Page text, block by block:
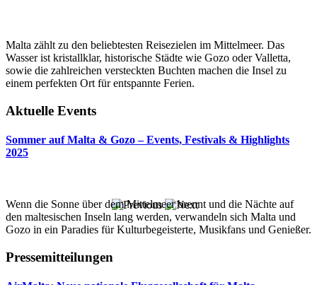
Malta zählt zu den beliebtesten Reisezielen im Mittelmeer. Das
Wasser ist kristallklar, historische Städte wie Gozo oder Valletta,
sowie die zahlreichen versteckten Buchten machen die Insel zu
einem perfekten Ort für entspannte Ferien.
Aktuelle Events
Sommer auf Malta & Gozo – Events, Festivals & Highlights
2025
Wenn die Sonne über dem Mittelmeer brennt und die Nächte auf
den maltesischen Inseln lang werden, verwandeln sich Malta und
Gozo in ein Paradies für Kulturbegeisterte, Musikfans und Genießer.
Pressemitteilungen